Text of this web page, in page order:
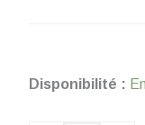
Disponibilité :
quantité